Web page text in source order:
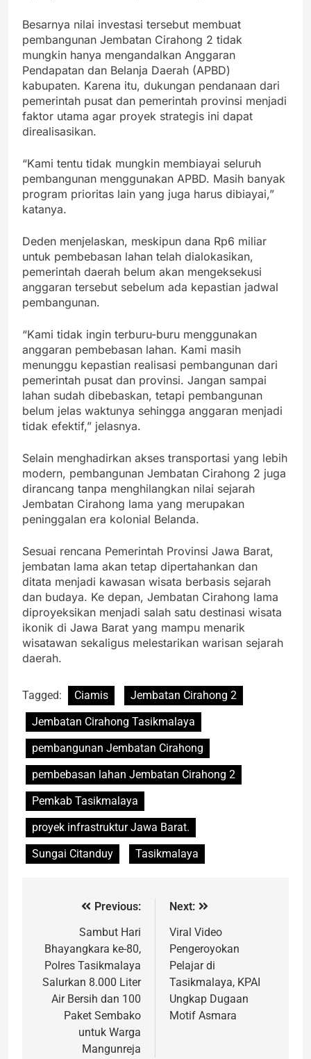
Besarnya nilai investasi tersebut membuat
pembangunan Jembatan Cirahong 2 tidak
mungkin hanya mengandalkan Anggaran
Pendapatan dan Belanja Daerah (APBD)
kabupaten. Karena itu, dukungan pendanaan dari
pemerintah pusat dan pemerintah provinsi menjadi
faktor utama agar proyek strategis ini dapat
direalisasikan.
“Kami tentu tidak mungkin membiayai seluruh
pembangunan menggunakan APBD. Masih banyak
program prioritas lain yang juga harus dibiayai,”
katanya.
Deden menjelaskan, meskipun dana Rp6 miliar
untuk pembebasan lahan telah dialokasikan,
pemerintah daerah belum akan mengeksekusi
anggaran tersebut sebelum ada kepastian jadwal
pembangunan.
“Kami tidak ingin terburu-buru menggunakan
anggaran pembebasan lahan. Kami masih
menunggu kepastian realisasi pembangunan dari
pemerintah pusat dan provinsi. Jangan sampai
lahan sudah dibebaskan, tetapi pembangunan
belum jelas waktunya sehingga anggaran menjadi
tidak efektif,” jelasnya.
Selain menghadirkan akses transportasi yang lebih
modern, pembangunan Jembatan Cirahong 2 juga
dirancang tanpa menghilangkan nilai sejarah
Jembatan Cirahong lama yang merupakan
peninggalan era kolonial Belanda.
Sesuai rencana Pemerintah Provinsi Jawa Barat,
jembatan lama akan tetap dipertahankan dan
ditata menjadi kawasan wisata berbasis sejarah
dan budaya. Ke depan, Jembatan Cirahong lama
diproyeksikan menjadi salah satu destinasi wisata
ikonik di Jawa Barat yang mampu menarik
wisatawan sekaligus melestarikan warisan sejarah
daerah.
Tagged: Ciamis
Jembatan Cirahong 2
Jembatan Cirahong Tasikmalaya
pembangunan Jembatan Cirahong
pembebasan lahan Jembatan Cirahong 2
Pemkab Tasikmalaya
proyek infrastruktur Jawa Barat.
Sungai Citanduy
Tasikmalaya
Previous:
Sambut Hari
Bhayangkara ke-80,
Polres Tasikmalaya
Salurkan 8.000 Liter
Air Bersih dan 100
Paket Sembako
untuk Warga
Mangunreja
Next:
Viral Video
Pengeroyokan
Pelajar di
Tasikmalaya, KPAI
Ungkap Dugaan
Motif Asmara